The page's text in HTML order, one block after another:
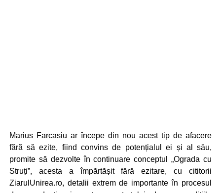
Marius Farcasiu ar începe din nou acest tip de afacere
fără să ezite, fiind convins de potențialul ei și al său,
promite să dezvolte în continuare conceptul „Ograda cu
Struți”, acesta a împărtășit fără ezitare, cu cititorii
ZiarulUnirea.ro, detalii extrem de importante în procesul